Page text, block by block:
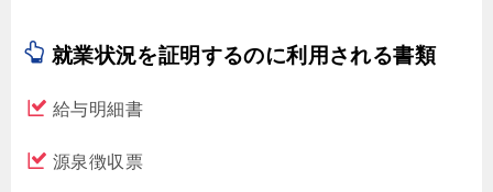
就業状況を証明するのに利用される書類
給与明細書
源泉徴収票